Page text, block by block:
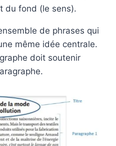
du fond (le sens).
de phrases qui
même idée centrale.
doit soutenir